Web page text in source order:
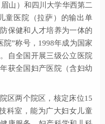
山）和四川大学华西第二
童医院（拉萨）的输出单
保健和人才培养为一体的
院”称号，1998年成为国家
自全国开展三级公立医院
获全国妇产医院（含妇幼
区两个院区，核定床位15
科室，能为广大妇女儿童